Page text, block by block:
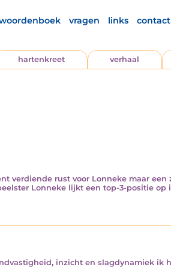
vragen links contact
hartenkreet verhaal
verdiende rust voor Lonneke maar een
Lonneke lijkt een top-3-positie
inzicht en slagdynamiek ik